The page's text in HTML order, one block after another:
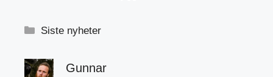
Kategorier
Siste nyheter
Gunnar